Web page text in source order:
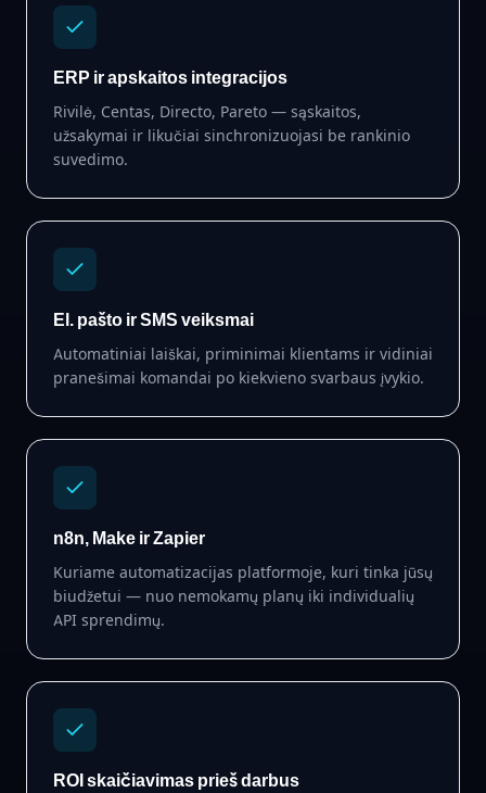
ERP ir apskaitos integracijos
Rivilė, Centas, Directo, Pareto — sąskaitos,
užsakymai ir likučiai sinchronizuojasi be rankinio
suvedimo.
El. pašto ir SMS veiksmai
Automatiniai laiškai, priminimai klientams ir vidiniai
pranešimai komandai po kiekvieno svarbaus įvykio.
n8n, Make ir Zapier
Kuriame automatizacijas platformoje, kuri tinka jūsų
biudžetui — nuo nemokamų planų iki individualių
API sprendimų.
ROI skaičiavimas prieš darbus